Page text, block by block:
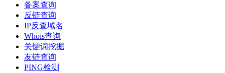
备案查询
反链查询
IP反查域名
Whois查询
关键词挖掘
友链查询
PING检测